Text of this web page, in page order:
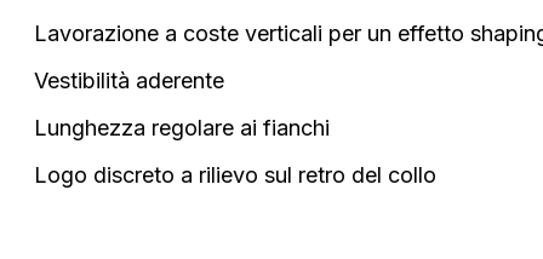
Lavorazione a coste verticali per un effetto
Vestibilità aderente
Lunghezza regolare ai fianchi
Logo discreto a rilievo sul retro del collo